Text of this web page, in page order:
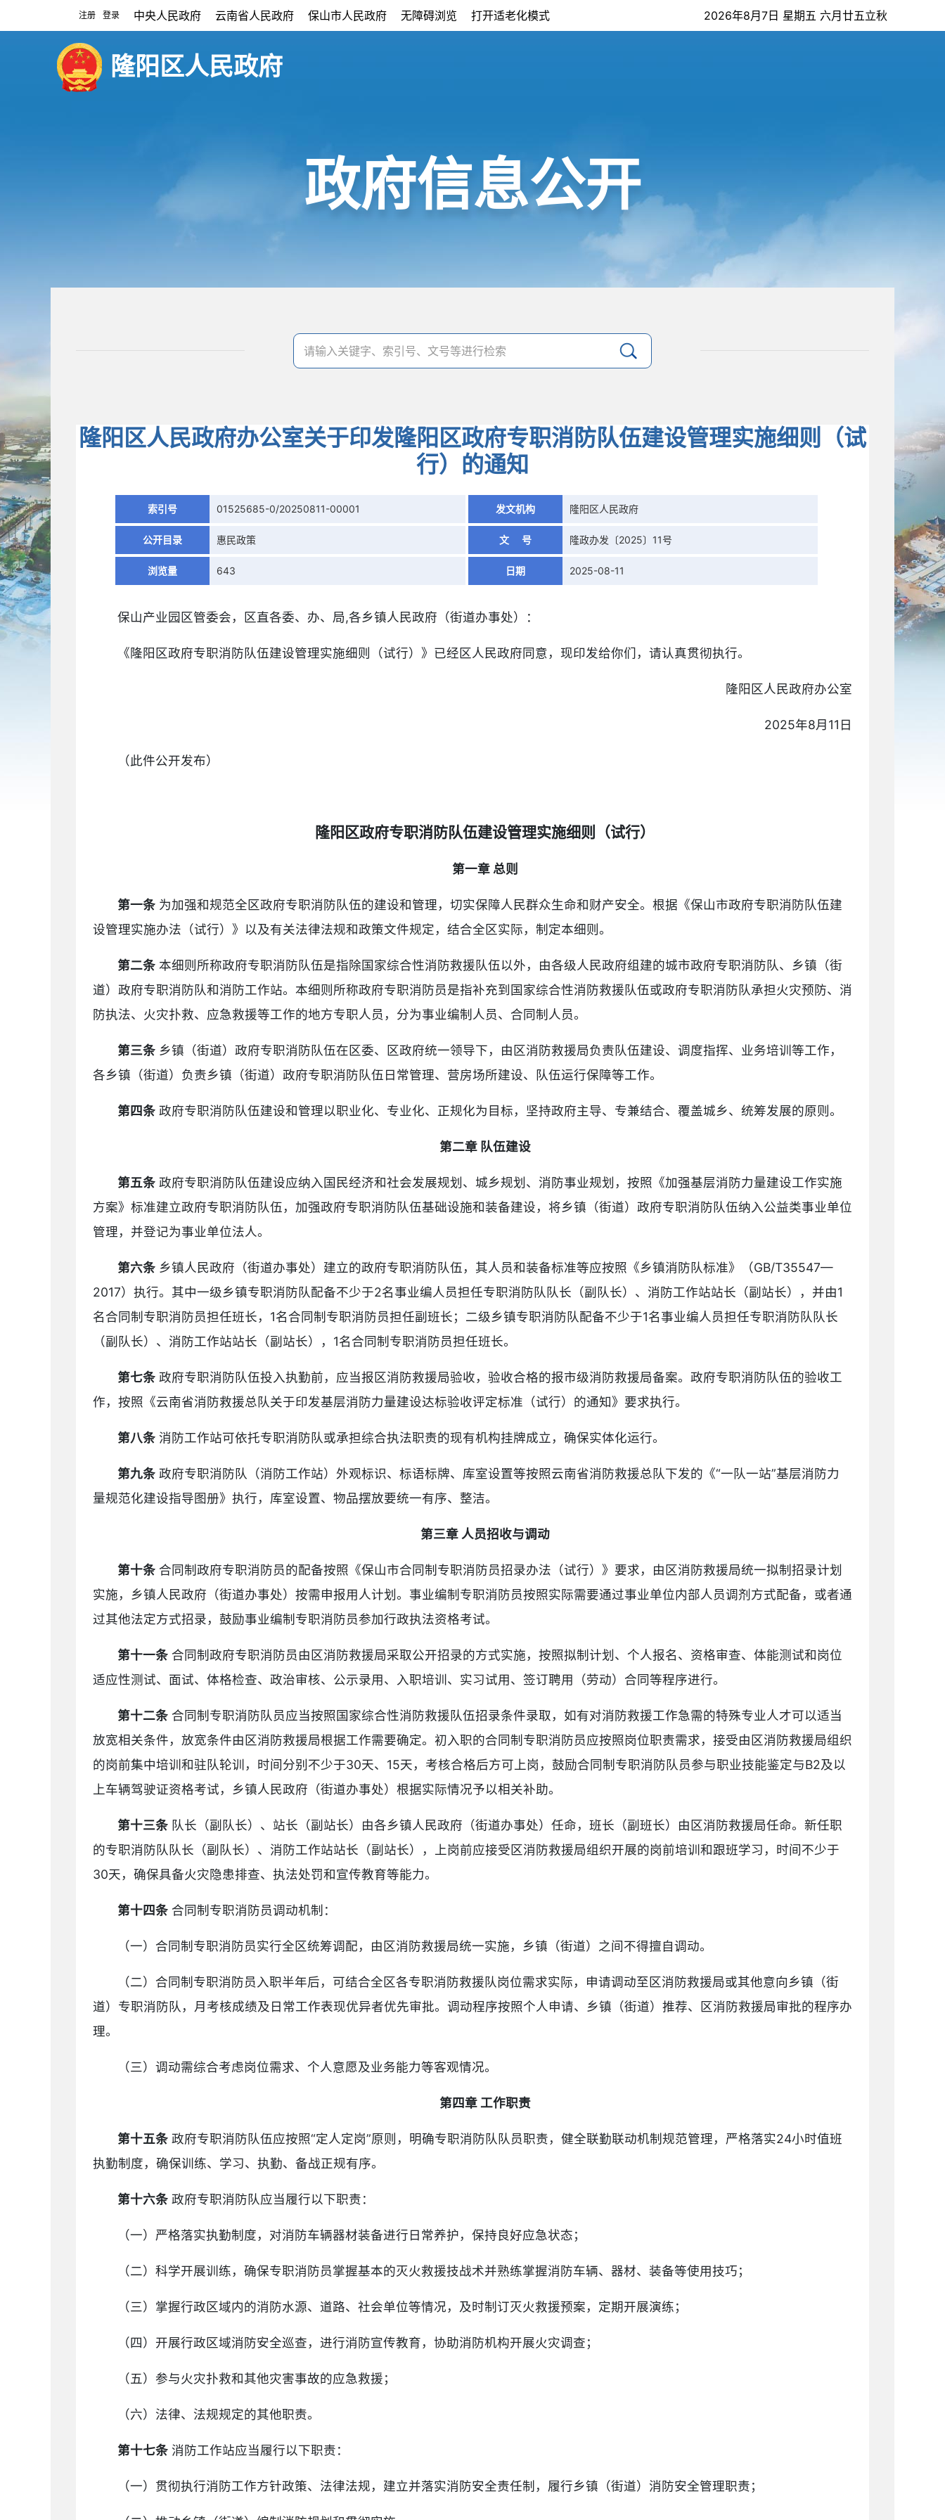
注册 登录 中央人民政府 云南省人民政府 保山市人民政府 无障碍浏览 打开适老化模式 2026年8月7日 星期五 六月廿五立秋
隆阳区人民政府
政府信息公开
隆阳区人民政府办公室关于印发隆阳区政府专职消防队伍建设管理实施细则（试
行）的通知
索引号 01525685-0/20250811-00001 发文机构 隆阳区人民政府
公开目录 惠民政策 文 号 隆政办发〔2025〕11号
浏览量 643 日期 2025-08-11
保山产业园区管委会，区直各委、办、局,各乡镇人民政府（街道办事处）：
《隆阳区政府专职消防队伍建设管理实施细则（试行）》已经区人民政府同意，现印发给你们，请认真贯彻执行。
隆阳区人民政府办公室
2025年8月11日
（此件公开发布）
隆阳区政府专职消防队伍建设管理实施细则（试行）
第一章 总则
第一条 为加强和规范全区政府专职消防队伍的建设和管理，切实保障人民群众生命和财产安全。根据《保山市政府专职消防队伍建
设管理实施办法（试行）》以及有关法律法规和政策文件规定，结合全区实际，制定本细则。
第二条 本细则所称政府专职消防队伍是指除国家综合性消防救援队伍以外，由各级人民政府组建的城市政府专职消防队、乡镇（街
道）政府专职消防队和消防工作站。本细则所称政府专职消防员是指补充到国家综合性消防救援队伍或政府专职消防队承担火灾预防、消
防执法、火灾扑救、应急救援等工作的地方专职人员，分为事业编制人员、合同制人员。
第三条 乡镇（街道）政府专职消防队伍在区委、区政府统一领导下，由区消防救援局负责队伍建设、调度指挥、业务培训等工作，
各乡镇（街道）负责乡镇（街道）政府专职消防队伍日常管理、营房场所建设、队伍运行保障等工作。
第四条 政府专职消防队伍建设和管理以职业化、专业化、正规化为目标，坚持政府主导、专兼结合、覆盖城乡、统筹发展的原则。
第二章 队伍建设
第五条 政府专职消防队伍建设应纳入国民经济和社会发展规划、城乡规划、消防事业规划，按照《加强基层消防力量建设工作实施
方案》标准建立政府专职消防队伍，加强政府专职消防队伍基础设施和装备建设，将乡镇（街道）政府专职消防队伍纳入公益类事业单位
管理，并登记为事业单位法人。
第六条 乡镇人民政府（街道办事处）建立的政府专职消防队伍，其人员和装备标准等应按照《乡镇消防队标准》（GB/T35547—
2017）执行。其中一级乡镇专职消防队配备不少于2名事业编人员担任专职消防队队长（副队长）、消防工作站站长（副站长），并由1
名合同制专职消防员担任班长，1名合同制专职消防员担任副班长；二级乡镇专职消防队配备不少于1名事业编人员担任专职消防队队长
（副队长）、消防工作站站长（副站长），1名合同制专职消防员担任班长。
第七条 政府专职消防队伍投入执勤前，应当报区消防救援局验收，验收合格的报市级消防救援局备案。政府专职消防队伍的验收工
作，按照《云南省消防救援总队关于印发基层消防力量建设达标验收评定标准（试行）的通知》要求执行。
第八条 消防工作站可依托专职消防队或承担综合执法职责的现有机构挂牌成立，确保实体化运行。
第九条 政府专职消防队（消防工作站）外观标识、标语标牌、库室设置等按照云南省消防救援总队下发的《“一队一站”基层消防力
量规范化建设指导图册》执行，库室设置、物品摆放要统一有序、整洁。
第三章 人员招收与调动
第十条 合同制政府专职消防员的配备按照《保山市合同制专职消防员招录办法（试行）》要求，由区消防救援局统一拟制招录计划
实施，乡镇人民政府（街道办事处）按需申报用人计划。事业编制专职消防员按照实际需要通过事业单位内部人员调剂方式配备，或者通
过其他法定方式招录，鼓励事业编制专职消防员参加行政执法资格考试。
第十一条 合同制政府专职消防员由区消防救援局采取公开招录的方式实施，按照拟制计划、个人报名、资格审查、体能测试和岗位
适应性测试、面试、体格检查、政治审核、公示录用、入职培训、实习试用、签订聘用（劳动）合同等程序进行。
第十二条 合同制专职消防队员应当按照国家综合性消防救援队伍招录条件录取，如有对消防救援工作急需的特殊专业人才可以适当
放宽相关条件，放宽条件由区消防救援局根据工作需要确定。初入职的合同制专职消防员应按照岗位职责需求，接受由区消防救援局组织
的岗前集中培训和驻队轮训，时间分别不少于30天、15天，考核合格后方可上岗，鼓励合同制专职消防队员参与职业技能鉴定与B2及以
上车辆驾驶证资格考试，乡镇人民政府（街道办事处）根据实际情况予以相关补助。
第十三条 队长（副队长）、站长（副站长）由各乡镇人民政府（街道办事处）任命，班长（副班长）由区消防救援局任命。新任职
的专职消防队队长（副队长）、消防工作站站长（副站长），上岗前应接受区消防救援局组织开展的岗前培训和跟班学习，时间不少于
30天，确保具备火灾隐患排查、执法处罚和宣传教育等能力。
第十四条 合同制专职消防员调动机制：
（一）合同制专职消防员实行全区统筹调配，由区消防救援局统一实施，乡镇（街道）之间不得擅自调动。
（二）合同制专职消防员入职半年后，可结合全区各专职消防救援队岗位需求实际，申请调动至区消防救援局或其他意向乡镇（街
道）专职消防队，月考核成绩及日常工作表现优异者优先审批。调动程序按照个人申请、乡镇（街道）推荐、区消防救援局审批的程序办
理。
（三）调动需综合考虑岗位需求、个人意愿及业务能力等客观情况。
第四章 工作职责
第十五条 政府专职消防队伍应按照“定人定岗”原则，明确专职消防队队员职责，健全联勤联动机制规范管理，严格落实24小时值班
执勤制度，确保训练、学习、执勤、备战正规有序。
第十六条 政府专职消防队应当履行以下职责：
（一）严格落实执勤制度，对消防车辆器材装备进行日常养护，保持良好应急状态；
（二）科学开展训练，确保专职消防员掌握基本的灭火救援技战术并熟练掌握消防车辆、器材、装备等使用技巧；
（三）掌握行政区域内的消防水源、道路、社会单位等情况，及时制订灭火救援预案，定期开展演练；
（四）开展行政区域消防安全巡查，进行消防宣传教育，协助消防机构开展火灾调查；
（五）参与火灾扑救和其他灾害事故的应急救援；
（六）法律、法规规定的其他职责。
第十七条 消防工作站应当履行以下职责：
（一）贯彻执行消防工作方针政策、法律法规，建立并落实消防安全责任制，履行乡镇（街道）消防安全管理职责；